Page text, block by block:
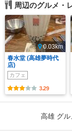
周辺のグルメ・
0.03km
春水堂 (高雄夢時代
店)
カフェ
3.29
高雄 グ